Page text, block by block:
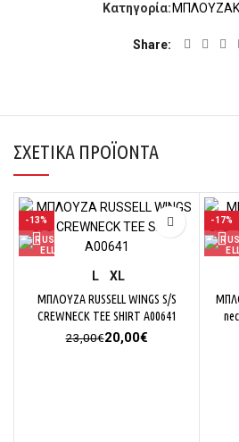
Κατηγορία:
Share
ΣΧΕΤΙΚΆ ΠΡΟΪΌΝΤΑ
-13%
L
XL
ΜΠΛΟΥΖΑ RUSSELL WINGS S/S
CREWNECK TEE SHIRT A00641
23,00€Original
20,00€Η
-17%